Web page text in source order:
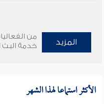
المزيد
من
خدمة البث
الأكثر استماعا لهذا الشهر